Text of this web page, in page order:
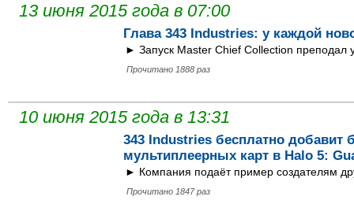
13 июня 2015 года в 07:00
Глава 343 Industries: у каждой
► Запуск Master Chief Collection преподал
Прочитано 1888 раз
10 июня 2015 года в 13:31
343 Industries бесплатно добавит
мультиплеерных карт в Halo 5:
► Компания подаёт пример создателям
Прочитано 1847 раз